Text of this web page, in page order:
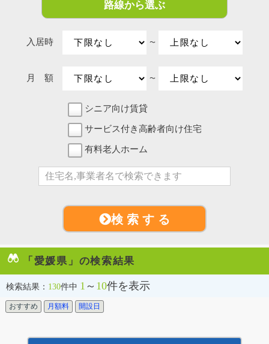
路線から選ぶ
入居時 〜
月 額 〜
シニア向け賃貸
サービス付き高齢者向け住宅
有料老人ホーム
検 索 す る
「愛媛県」の検索結果
検索結果： 130件中 1 ～ 10件を表示
おすすめ 月額料 開設日